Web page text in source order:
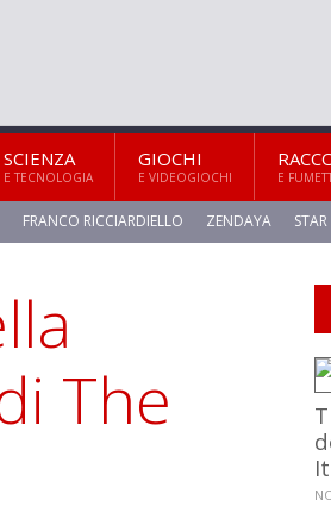
SCIENZA
E TECNOLOGIA
GIOCHI
E VIDEOGIOCHI E
FRANCO RICCIARDIELLO ZENDAYA
The